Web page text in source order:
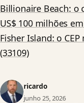
Billionaire Beach: o
US$ 100 milhões
Fisher Island: o
(33109)
ricardo
junho 25, 2026